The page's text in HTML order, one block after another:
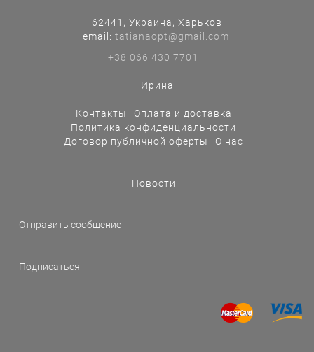
62441, Украина, Харьков
еmail: tatianaopt@gmail.com
+38 066 430 7701
Ирина
Контакты
Оплата и доставка
Политика конфиденциальности
Договор публичной оферты
О нас
Новости